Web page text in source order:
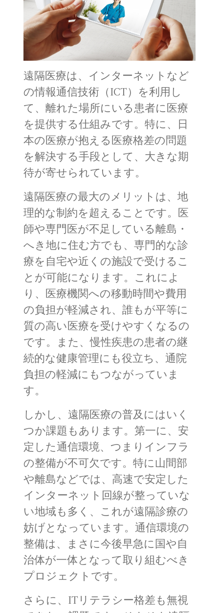
遠隔医療は、インターネットなど
の情報通信技術（ICT）を利用し
て、離れた場所にいる患者に医療
を提供する仕組みです。特に、日
本の医療が抱える医療格差の問題
を解決する手段として、大きな期
待が寄せられています。
遠隔医療の最大のメリットは、地
理的な制約を超えることです。医
師や専門医が不足している離島・
へき地に住む方でも、専門的な診
療を自宅や近くの施設で受けるこ
とが可能になります。これによ
り、医療機関への移動時間や費用
の負担が軽減され、誰もが平等に
質の高い医療を受けやすくなるの
です。また、慢性疾患の患者の継
続的な健康管理にも役立ち、通院
負担の軽減にもつながっていま
す。
しかし、遠隔医療の普及にはいく
つか課題もあります。第一に、安
定した通信環境、つまりインフラ
の整備が不可欠です。特に山間部
や離島などでは、高速で安定した
インターネット回線が整っていな
い地域も多く、これが遠隔診療の
妨げとなっています。通信環境の
整備は、まさに今後早急に国や自
治体が一体となって取り組むべき
プロジェクトです。
さらに、ITリテラシー格差も無視